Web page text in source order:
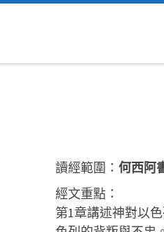
讀經範圍： 何西阿
經文重點：
第1章講述神對以